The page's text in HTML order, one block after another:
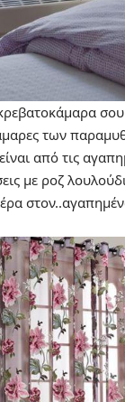
των
από τις
με ροζ